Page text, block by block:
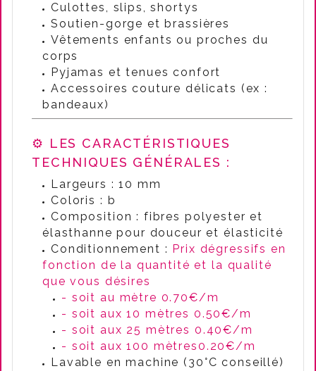
Culottes, slips, shortys
Soutien-gorge et brassières
Vêtements enfants ou proches du
corps
Pyjamas et tenues confort
Accessoires couture délicats (ex :
bandeaux)
⚙️ LES CARACTÉRISTIQUES
TECHNIQUES GÉNÉRALES :
Largeurs : 10 mm
Coloris : b
Composition : fibres polyester et
élasthanne pour douceur et élasticité
Conditionnement : Prix dégressifs en
fonction de la quantité et la qualité
que vous désires
- soit au mètre 0.70€/m
- soit aux 10 mètres 0.50€/m
- soit aux 25 mètres 0.40€/m
- soit aux 100 mètres0.20€/m
Lavable en machine (30°C conseillé)